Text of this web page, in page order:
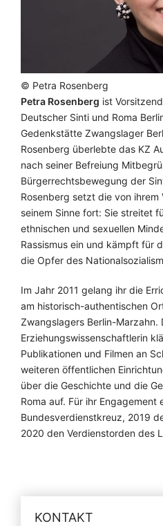
© Petra Rosenberg
Petra Rosenberg ist
Deutscher Sinti und Roma
Gedenkstätte Zwangslager
Rosenberg überlebte das KZ
nach seiner Befreiung
Bürgerrechtsbewegung der
Rosenberg setzt die von
seinem Sinne fort: Sie streitet
ethnischen und sexuellen
Rassismus ein und kämpft für
die Opfer des
Im Jahr 2011 gelang ihr die
am historisch-authentischen
Zwangslagers Berlin-Marzahn.
Erziehungswissenschaftlerin
Publikationen und Filmen an
weiteren öffentlichen
über die Geschichte und die
Roma auf. Für ihr Engagement
Bundesverdienstkreuz, 2019
2020 den Verdienstorden des
KONTAKT